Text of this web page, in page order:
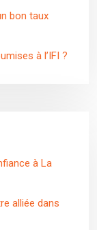
bon taux
à l’IFI ?
à La
alliée dans